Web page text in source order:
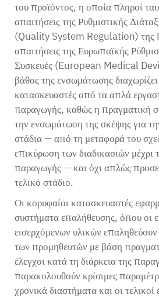
του προϊόντος, η οποία πληροί
απαιτήσεις της Ρυθμιστικής
(Quality System Regulation) της
απαιτήσεις της Ευρωπαϊκής
Συσκευές (European Medical
βάθος της ενσωμάτωσης
κατασκευαστές από τα απλά
παραγωγής, καθώς η πραγματική
την ενσωμάτωση της σκέψης για
στάδια — από τη μεταφορά του
επικύρωση των διαδικασιών μέχρι
παραγωγής — και όχι απλώς
τελικό στάδιο.
Οι κορυφαίοι κατασκευαστές
συστήματα επαλήθευσης, όπου οι
εισερχόμενων υλικών
των προμηθευτών με βάση
έλεγχοι κατά τη διάρκεια της
παρακολουθούν κρίσιμες
χρονικά διαστήματα και οι